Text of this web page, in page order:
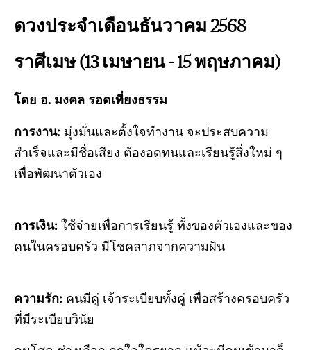
ดวงประจำเดือนธันวาคม 2568
ราศีเมษ (13 เมษายน - 15 พฤษภาคม)
โดย อ. มงคล รอดเที่ยงธรรม
การงาน: มุ่งมั่นและตั้งใจทำงาน จะประสบความ
สำเร็จและมีชื่อเสียง ต้องอดทนและเรียนรู้สิ่งใหม่ ๆ
เพื่อพัฒนาตัวเอง
การเงิน: ใช้จ่ายเพื่อการเรียนรู้ ทั้งของตัวเองและของ
คนในครอบครัว มีโชคลาภจากความฝัน
ความรัก: คนมีคู่ เจ้าระเบียบทั้งคู่ เพื่อสร้างครอบครัว
ที่มีระเบียบวินัย